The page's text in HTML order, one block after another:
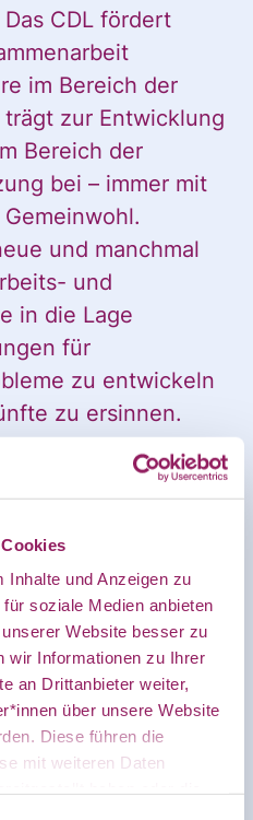
Inhalte und Anzeigen zu
soziale Medien anbieten
Website besser zu
wir Informationen zu Ihrer
an Drittanbieter weiter,
über unsere Website
Diese führen die
mit weiteren Daten
CDL fördert
im Bereich der
zur Entwicklung
Bereich der
bei – immer mit
und manchmal
und
in die Lage
für
zu entwickeln
zu ersinnen.
im Singular,
gibt viele Zukünfte,
in ihrer
muss, sind ihre die
wovon wir
alle
in